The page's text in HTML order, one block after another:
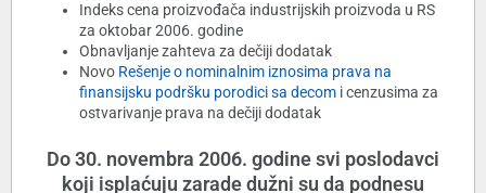
Indeks cena proizvođača industrijskih proizvoda u RS
za oktobar 2006. godine
Obnavljanje zahteva za dečiji dodatak
Novo Rešenje o nominalnim iznosima prava na
finansijsku podršku porodici sa decom i cenzusima za
ostvarivanje prava na dečiji dodatak
Do 30. novembra 2006. godine svi poslodavci
koji isplaćuju zarade dužni su da podnesu